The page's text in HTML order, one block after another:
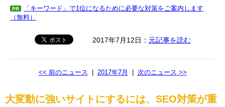
PR
「キーワード」で1位になるために必要な対策をご案内します
（無料）
2017年7月12日： 元記事を読む
<< 前のニュース 2017年7月 次のニュース >>
大変動に強いサイトにするには、SEO対策が重